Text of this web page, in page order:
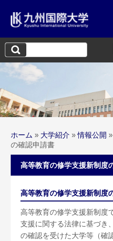
検
索:
ホーム » 大学紹介 » 情報公開 »
の確認申請書
高等教育の修学支援新制度
高等教育の修学支援新制度
高等教育の修学支援新制度
支援に関する法律に基づき
の確認を受けた大学等（確